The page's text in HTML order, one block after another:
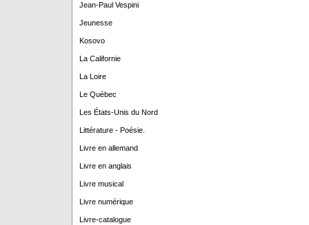
Jean-Paul Vespini
Jeunesse
Kosovo
La Californie
La Loire
Le Quèbec
Les États-Unis du Nord
Littérature - Poésie.
Livre en allemand
Livre en anglais
Livre musical
Livre numérique
Livre-catalogue